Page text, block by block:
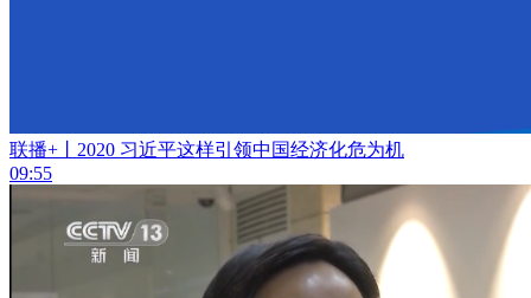
联播+丨2020 习近平这样引领中国经济化危为机
09:55